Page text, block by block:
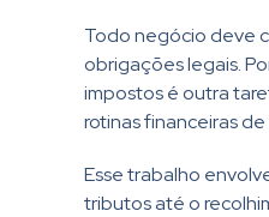
Todo negócio deve
obrigações legais.
impostos é outra
rotinas financeiras de
Esse trabalho
tributos até o